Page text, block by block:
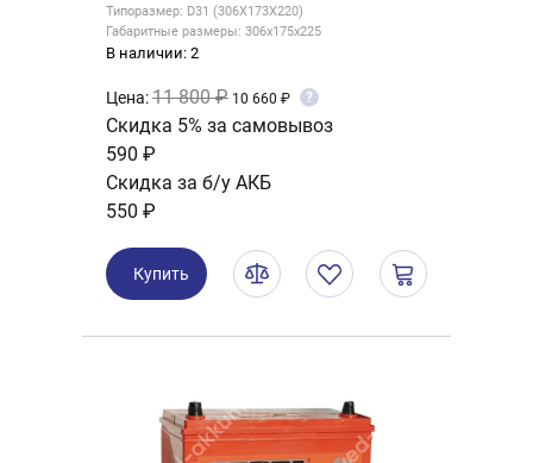
Типоразмер: D31 (306X173X220)
Габаритные размеры: 306x175x225
В наличии: 2
Цена:11 800 ₽ 10 660 ₽ ?
Скидка 5% за самовывоз
590 ₽
Скидка за б/у АКБ
550 ₽
Купить